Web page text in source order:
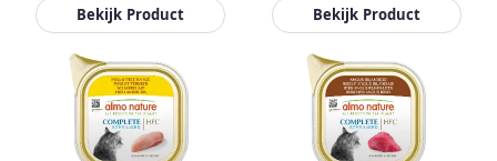
Bekijk Product Bekijk Product